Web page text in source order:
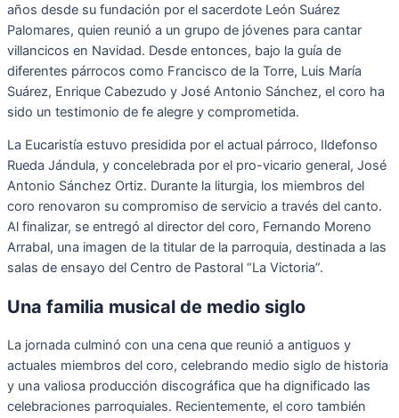
años desde su fundación por el sacerdote León Suárez
Palomares, quien reunió a un grupo de jóvenes para cantar
villancicos en Navidad. Desde entonces, bajo la guía de
diferentes párrocos como Francisco de la Torre, Luis María
Suárez, Enrique Cabezudo y José Antonio Sánchez, el coro ha
sido un testimonio de fe alegre y comprometida.
La Eucaristía estuvo presidida por el actual párroco, Ildefonso
Rueda Jándula, y concelebrada por el pro-vicario general, José
Antonio Sánchez Ortiz. Durante la liturgia, los miembros del
coro renovaron su compromiso de servicio a través del canto.
Al finalizar, se entregó al director del coro, Fernando Moreno
Arrabal, una imagen de la titular de la parroquia, destinada a las
salas de ensayo del Centro de Pastoral “La Victoria”.
Una familia musical de medio siglo
La jornada culminó con una cena que reunió a antiguos y
actuales miembros del coro, celebrando medio siglo de historia
y una valiosa producción discográfica que ha dignificado las
celebraciones parroquiales. Recientemente, el coro también